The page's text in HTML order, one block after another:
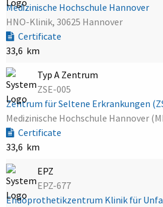
Medizinische Hochschule Hannover
HNO-Klinik, 30625 Hannover
Certificate
33,6 km
Typ A Zentrum
ZSE-005
Zentrum für Seltene Erkrankungen
Medizinische Hochschule Hannover
Certificate
33,6 km
EPZ
EPZ-677
Endoprothetikzentrum Klinik für